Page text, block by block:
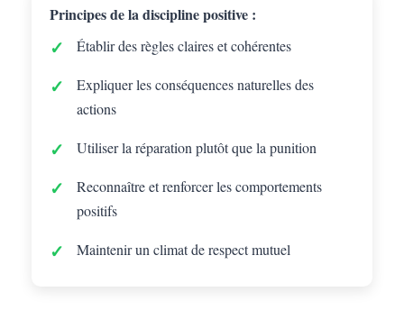
Principes de la discipline positive :
Établir des règles claires et cohérentes
Expliquer les conséquences naturelles des
actions
Utiliser la réparation plutôt que la punition
Reconnaître et renforcer les comportements
positifs
Maintenir un climat de respect mutuel